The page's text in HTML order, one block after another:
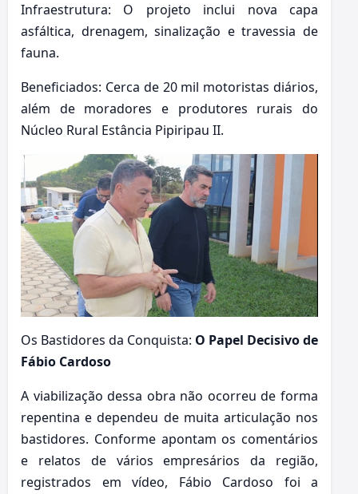
Infraestrutura: O projeto inclui nova capa
asfáltica, drenagem, sinalização e travessia de
fauna.
Beneficiados: Cerca de 20 mil motoristas diários,
além de moradores e produtores rurais do
Núcleo Rural Estância Pipiripau II.
Os Bastidores da Conquista: O Papel Decisivo de
Fábio Cardoso
A viabilização dessa obra não ocorreu de forma
repentina e dependeu de muita articulação nos
bastidores. Conforme apontam os comentários
e relatos de vários empresários da região,
registrados em vídeo, Fábio Cardoso foi a